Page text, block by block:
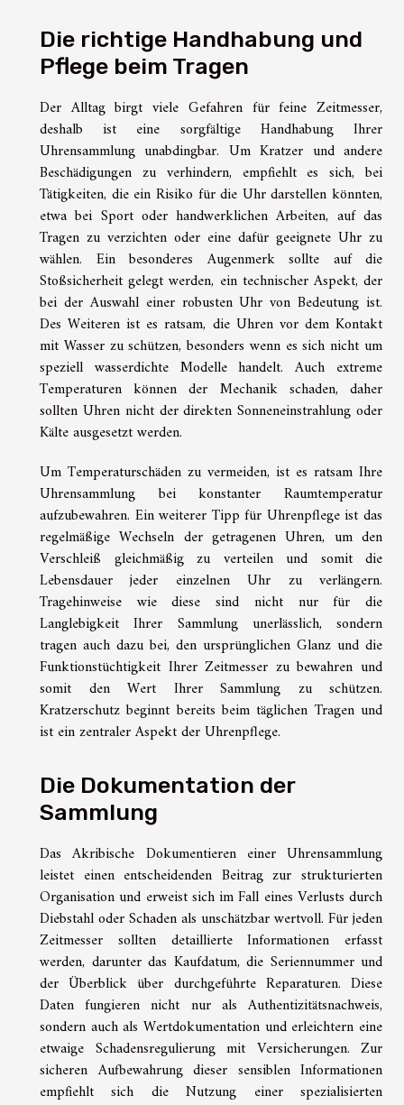
Die richtige Handhabung und
Pflege beim Tragen
Der Alltag birgt viele Gefahren für feine Zeitmesser,
deshalb ist eine sorgfältige Handhabung Ihrer
Uhrensammlung unabdingbar. Um Kratzer und andere
Beschädigungen zu verhindern, empfiehlt es sich, bei
Tätigkeiten, die ein Risiko für die Uhr darstellen könnten,
etwa bei Sport oder handwerklichen Arbeiten, auf das
Tragen zu verzichten oder eine dafür geeignete Uhr zu
wählen. Ein besonderes Augenmerk sollte auf die
Stoßsicherheit gelegt werden, ein technischer Aspekt, der
bei der Auswahl einer robusten Uhr von Bedeutung ist.
Des Weiteren ist es ratsam, die Uhren vor dem Kontakt
mit Wasser zu schützen, besonders wenn es sich nicht um
speziell wasserdichte Modelle handelt. Auch extreme
Temperaturen können der Mechanik schaden, daher
sollten Uhren nicht der direkten Sonneneinstrahlung oder
Kälte ausgesetzt werden.
Um Temperaturschäden zu vermeiden, ist es ratsam Ihre
Uhrensammlung bei konstanter Raumtemperatur
aufzubewahren. Ein weiterer Tipp für Uhrenpflege ist das
regelmäßige Wechseln der getragenen Uhren, um den
Verschleiß gleichmäßig zu verteilen und somit die
Lebensdauer jeder einzelnen Uhr zu verlängern.
Tragehinweise wie diese sind nicht nur für die
Langlebigkeit Ihrer Sammlung unerlässlich, sondern
tragen auch dazu bei, den ursprünglichen Glanz und die
Funktionstüchtigkeit Ihrer Zeitmesser zu bewahren und
somit den Wert Ihrer Sammlung zu schützen.
Kratzerschutz beginnt bereits beim täglichen Tragen und
ist ein zentraler Aspekt der Uhrenpflege.
Die Dokumentation der
Sammlung
Das Akribische Dokumentieren einer Uhrensammlung
leistet einen entscheidenden Beitrag zur strukturierten
Organisation und erweist sich im Fall eines Verlusts durch
Diebstahl oder Schaden als unschätzbar wertvoll. Für jeden
Zeitmesser sollten detaillierte Informationen erfasst
werden, darunter das Kaufdatum, die Seriennummer und
der Überblick über durchgeführte Reparaturen. Diese
Daten fungieren nicht nur als Authentizitätsnachweis,
sondern auch als Wertdokumentation und erleichtern eine
etwaige Schadensregulierung mit Versicherungen. Zur
sicheren Aufbewahrung dieser sensiblen Informationen
empfiehlt sich die Nutzung einer spezialisierten